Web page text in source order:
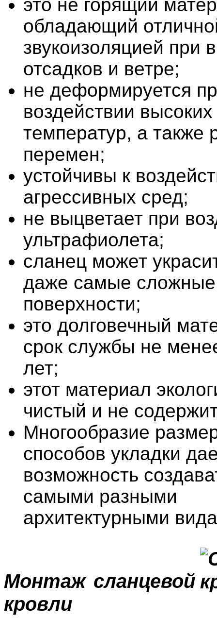
это не горящий
обладающий
звукоизоляцией при
отсадков и ветре;
не деформируется
воздействии
температур, а также
перемен;
устойчивы к
агрессивных сред;
не выцветает при
ультрафиолета;
сланец может
даже самые сложные
поверхности;
это долговечный
срок службы не
лет;
этот материал
чистый и не
Многообразие
способов укладки
возможность
самыми разными
архитектурными
Монтаж сланцевой
кровли